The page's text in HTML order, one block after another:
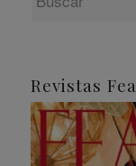
Revistas